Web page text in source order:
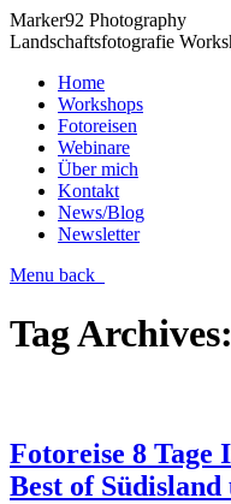
Marker92 Photography
Landschaftsfotografie
Home
Workshops
Fotoreisen
Webinare
Über mich
Kontakt
News/Blog
Newsletter
Menu back
Tag Archives:
Fotoreise 8 Tage
Best of